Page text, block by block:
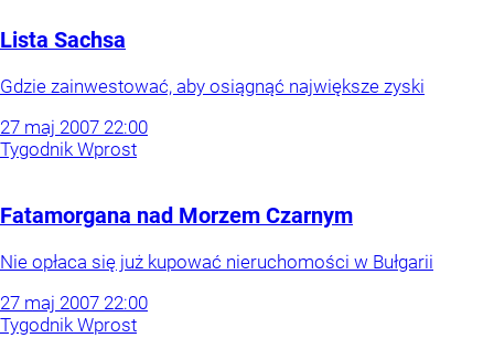
Lista Sachsa
Gdzie zainwestować, aby osiągnąć największe zyski
27 maj 2007 22:00
Tygodnik Wprost
Fatamorgana nad Morzem Czarnym
Nie opłaca się już kupować nieruchomości w Bułgarii
27 maj 2007 22:00
Tygodnik Wprost